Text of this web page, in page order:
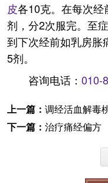
皮各10克。在每次经
剂，分2次服完。至
到下次经前如乳房胀
5剂。
咨询电话： 010-
上一篇： 调经活血解毒
下一篇： 治疗痛经偏方